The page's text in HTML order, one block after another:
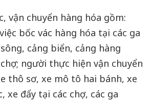
vận chuyển hàng hóa gồm:
bốc vác hàng hóa tại các ga
cảng biển, cảng hàng
người thực hiện vận chuyển
thô sơ, xe mô tô hai bánh, xe
xe đẩy tại các chợ, các ga